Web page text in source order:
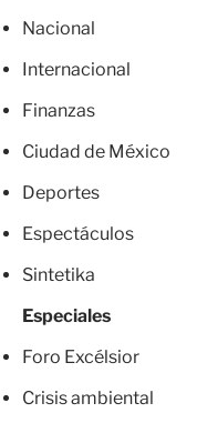
Nacional
Internacional
Finanzas
Ciudad de México
Deportes
Espectáculos
Sintetika
Especiales
Foro Excélsior
Crisis ambiental